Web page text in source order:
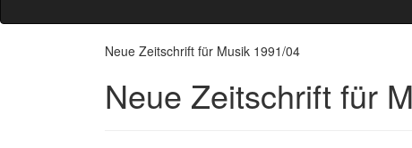
Neue Zeitschrift für Musik 1991/04
Neue Zeitschrift für